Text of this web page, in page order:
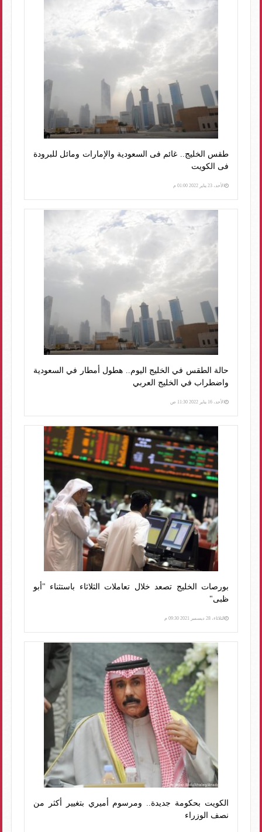
طقس الخليج.. غائم فى السعودية والإمارات ومائل للبرودة
فى الكويت
الأحد، 23 يناير 2022 01:00 م
حالة الطقس في الخليج اليوم.. هطول أمطار في السعودية
واضطراب في الخليج العربي
الأحد، 16 يناير 2022 11:30 ص
بورصات الخليج تصعد خلال تعاملات الثلاثاء باستثناء "أبو
ظبى"
الثلاثاء، 28 ديسمبر 2021 09:30 م
الكويت بحكومة جديدة.. ومرسوم أميري بتغيير أكثر من
نصف الوزراء